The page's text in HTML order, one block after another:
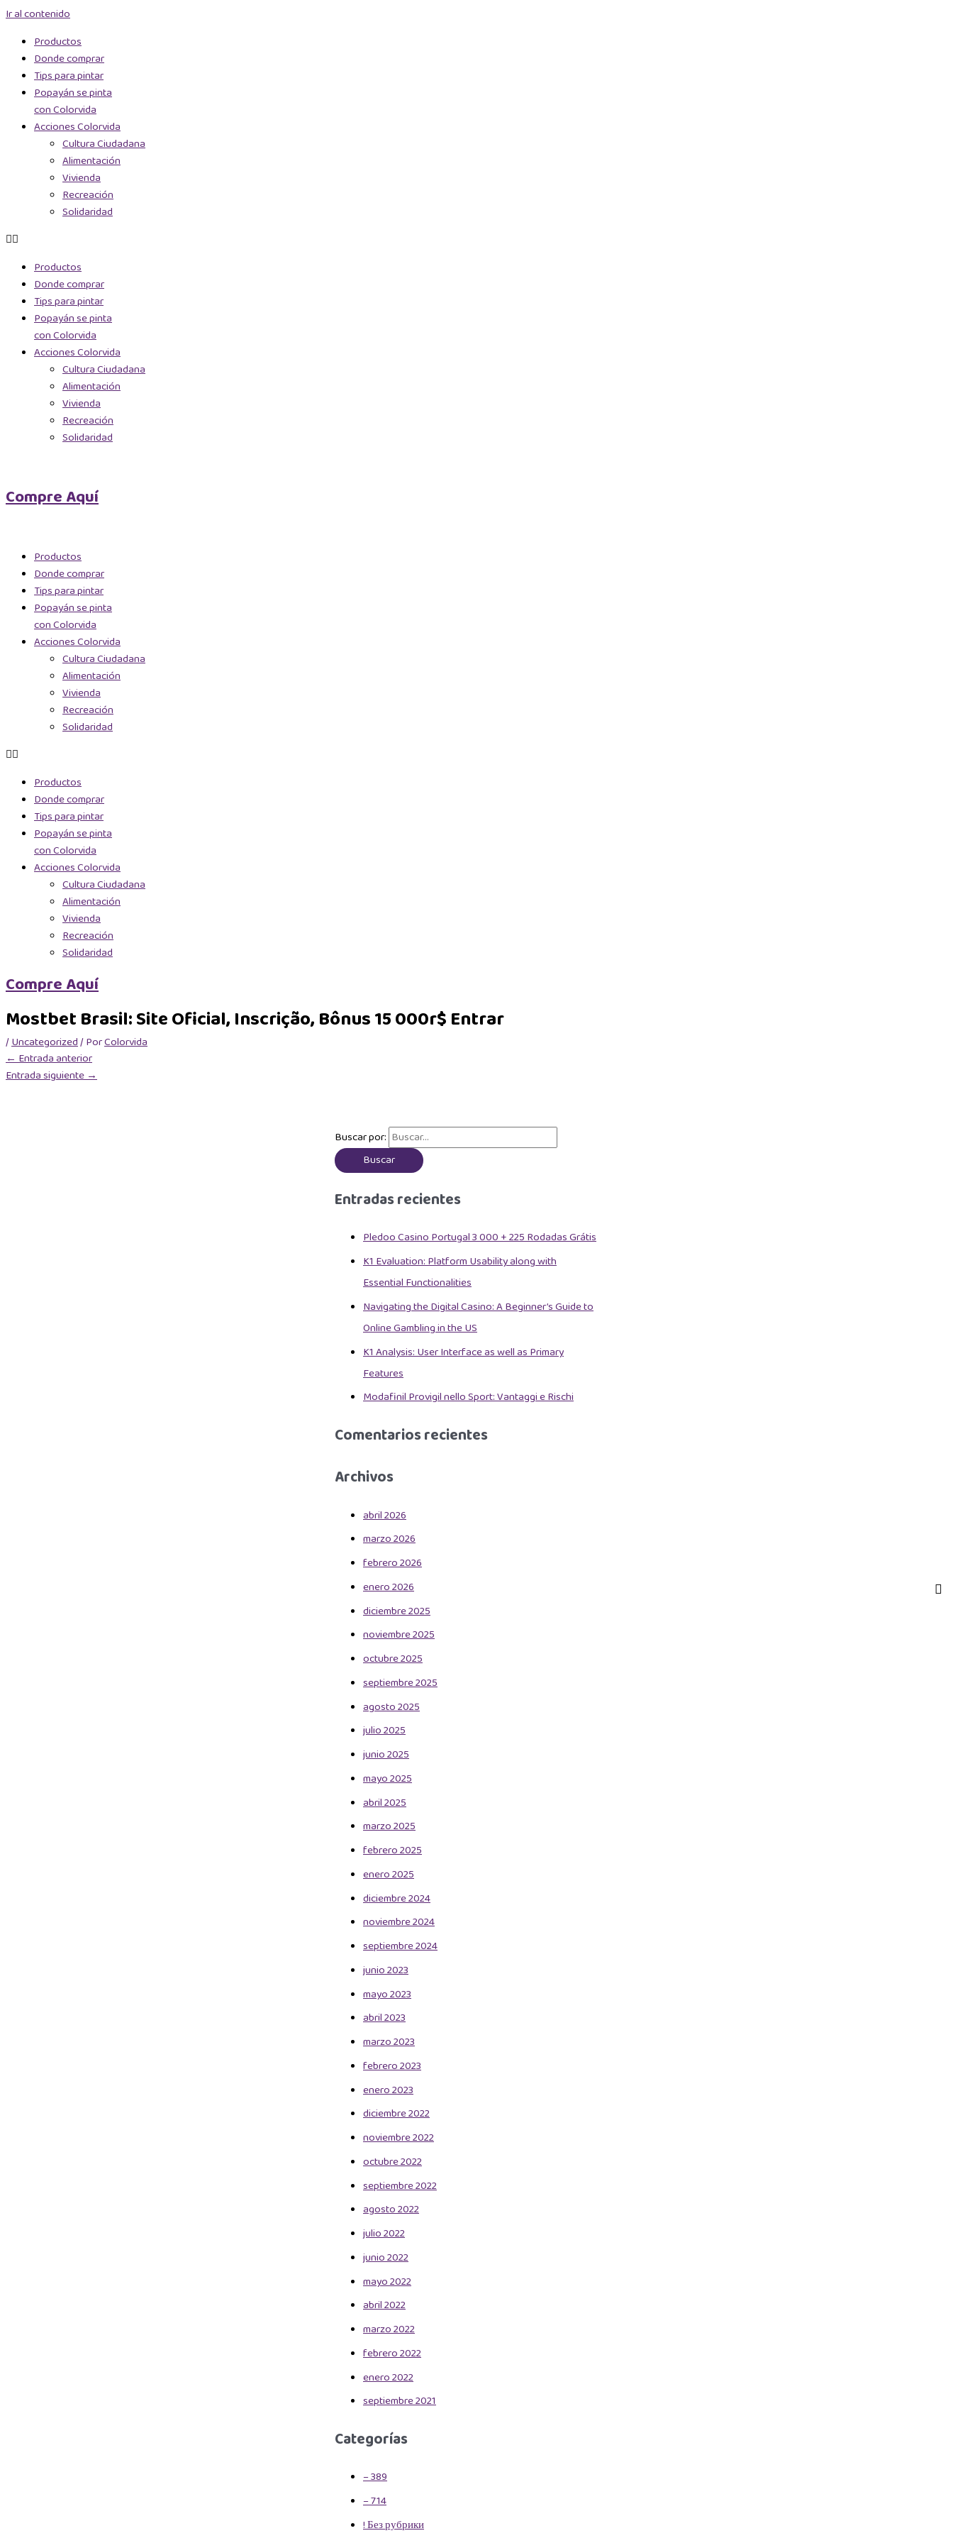
Ir al contenido
Productos
Donde comprar
Tips para pintar
Popayán se pinta
con Colorvida
Acciones Colorvida
Cultura Ciudadana
Alimentación
Vivienda
Recreación
Solidaridad
Productos
Donde comprar
Tips para pintar
Popayán se pinta
con Colorvida
Acciones Colorvida
Cultura Ciudadana
Alimentación
Vivienda
Recreación
Solidaridad
Compre Aquí
Productos
Donde comprar
Tips para pintar
Popayán se pinta
con Colorvida
Acciones Colorvida
Cultura Ciudadana
Alimentación
Vivienda
Recreación
Solidaridad
Productos
Donde comprar
Tips para pintar
Popayán se pinta
con Colorvida
Acciones Colorvida
Cultura Ciudadana
Alimentación
Vivienda
Recreación
Solidaridad
Compre Aquí
Mostbet Brasil: Site Oficial, Inscrição, Bônus 15 000r$ Entrar
/Uncategorized/ PorColorvida
←Entrada anterior
Entrada siguiente→
Buscar por:
Entradas recientes
Pledoo Casino Portugal 3 000 + 225 Rodadas Grátis
K1 Evaluation: Platform Usability along with
Essential Functionalities
Navigating the Digital Casino: A Beginner’s Guide to
Online Gambling in the US
K1 Analysis: User Interface as well as Primary
Features
Modafinil Provigil nello Sport: Vantaggi e Rischi
Comentarios recientes
Archivos
abril 2026
marzo 2026
febrero 2026
enero 2026
diciembre 2025
noviembre 2025
octubre 2025
septiembre 2025
agosto 2025
julio 2025
junio 2025
mayo 2025
abril 2025
marzo 2025
febrero 2025
enero 2025
diciembre 2024
noviembre 2024
septiembre 2024
junio 2023
mayo 2023
abril 2023
marzo 2023
febrero 2023
enero 2023
diciembre 2022
noviembre 2022
octubre 2022
septiembre 2022
agosto 2022
julio 2022
junio 2022
mayo 2022
abril 2022
marzo 2022
febrero 2022
enero 2022
septiembre 2021
Categorías
– 389
– 714
! Без рубрики